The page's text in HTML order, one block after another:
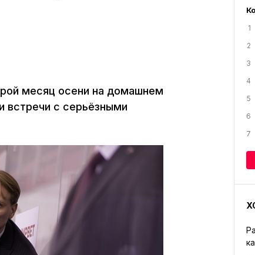
месяц осени на домашнем
встречи с серьёзными
1
2
3
4
5
6
7